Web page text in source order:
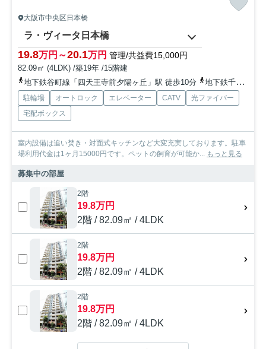
大阪市中央区日本橋
ラ・ヴィータ日本橋
19.8万円～20.1万円 管理/共益費15,000円
82.09㎡ (4LDK) /築19年 /15階建
地下鉄谷町線「四天王寺前夕陽ヶ丘」駅 徒歩10分
地下鉄千日前線「日本橋」駅 徒歩8分
駐輪場 オートロック エレベーター CATV
光ファイバー
宅配ボックス
室内設備は追い焚き・対面式キッチンなど大変充実しております。駐車
場利用代金は1ヶ月15000円です。ペットの飼育が可能か...
もっと見る
募集中の部屋
2階
19.8万円
2階 / 82.09㎡ / 4LDK
2階
19.8万円
2階 / 82.09㎡ / 4LDK
2階
19.8万円
2階 / 82.09㎡ / 4LDK